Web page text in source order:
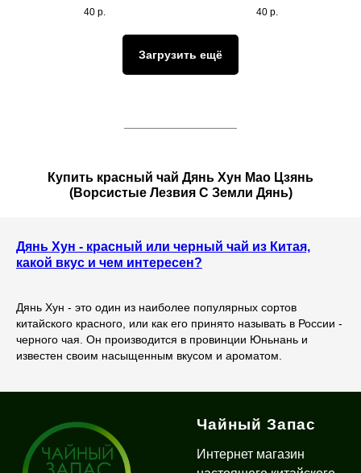
40 р. 40 р.
Загрузить ещё
Купить красный чай Дянь Хун Мао Цзянь
(Ворсистые Лезвия С Земли Дянь)
Дянь Хун - красный или черный чай из Китая,
какой вкус и чем интересен?
Дянь Хун - это один из наиболее популярных сортов
китайского красного, или как его принято называть в России -
черного чая. Он производится в провинции Юньнань и
известен своим насыщенным вкусом и ароматом.
Чайный Запас
Интернет магазин